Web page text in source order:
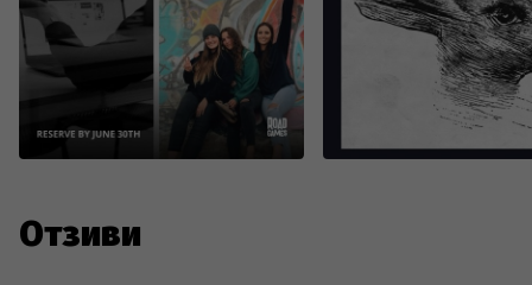
Отзиви